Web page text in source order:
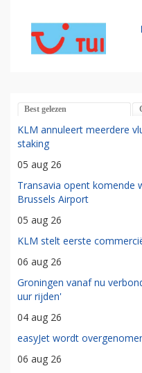
Best gelezen
KLM annuleert meerdere
staking
05 aug 26
Transavia opent komende
Brussels Airport
05 aug 26
KLM stelt eerste
06 aug 26
Groningen vanaf nu
uur rijden'
04 aug 26
easyJet wordt
06 aug 26